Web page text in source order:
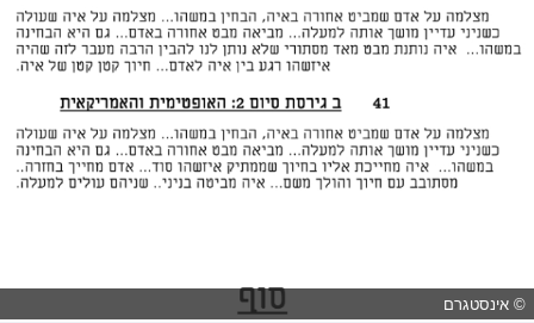
© אינסטגרם